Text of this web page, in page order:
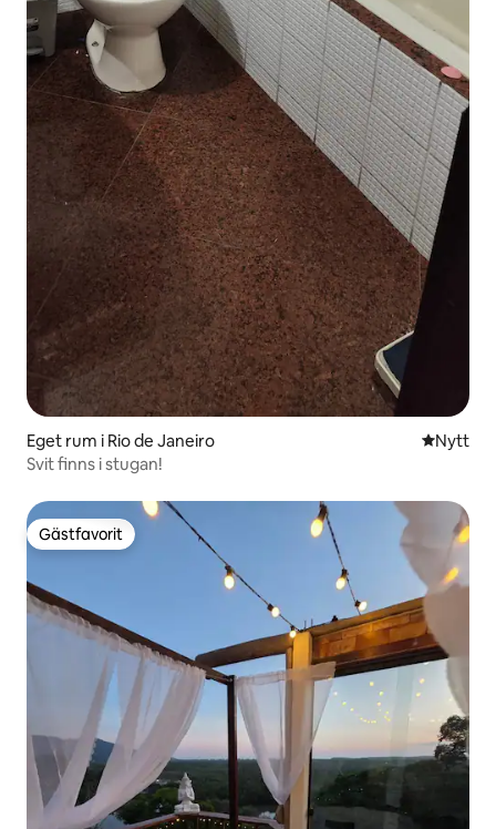
Eget rum i Rio de Janeiro NyttNytt
Svit finns i stugan!
Gästfavorit
Gästfavorit